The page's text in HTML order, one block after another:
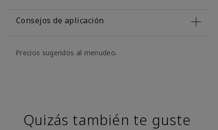
Consejos de aplicación
Precios sugeridos al menudeo.
Quizás también te guste